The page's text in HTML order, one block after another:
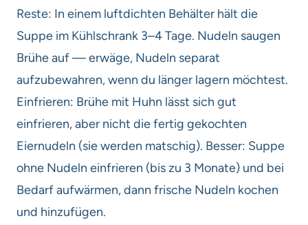
Reste: In einem luftdichten Behälter hält die
Suppe im Kühlschrank 3–4 Tage. Nudeln saugen
Brühe auf — erwäge, Nudeln separat
aufzubewahren, wenn du länger lagern möchtest.
Einfrieren: Brühe mit Huhn lässt sich gut
einfrieren, aber nicht die fertig gekochten
Eiernudeln (sie werden matschig). Besser: Suppe
ohne Nudeln einfrieren (bis zu 3 Monate) und bei
Bedarf aufwärmen, dann frische Nudeln kochen
und hinzufügen.